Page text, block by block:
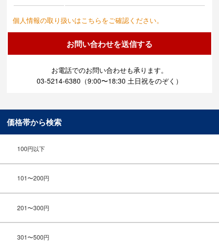
個人情報の取り扱いはこちらをご確認ください。
お電話でのお問い合わせも承ります。
03-5214-6380（9:00〜18:30 土日祝をのぞく）
価格帯から検索
100円以下
101〜200円
201〜300円
301〜500円